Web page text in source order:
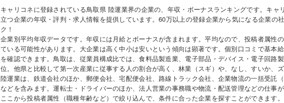
キャリコネに登録されている鳥取県 陸運業界の企業の、年収・ボーナスランキングです。キャ
立つ企業の年収・評判・求人情報を提供しています。60万以上の登録企業から気になる企業の
ク！
企業別平均年収データです。年収には月給とボーナスが含まれます。平均なので、投稿者属性
ている可能性があります。大企業は高く中小は安いという傾向は顕著です。個別口コミで基本
を確認できます。鳥取は、従業員構成比では、食料品製造業、電子部品・デバイス・電子回路
位。他県と比較して第一次産業に従事する人の割合が高く、林業（スギ）や、なし、すいか、ズ
陸運業は、鉄道会社のほか、郵便会社、宅配便会社、路線トラック会社、企業物流の一括受託
などを含みます。運転士・ドライバーのほか、法人営業の事務職や物流・配送管理などの仕事が
ここから投稿者属性（職種年齢など）で絞り込んで、条件に合った企業を探すことができます。